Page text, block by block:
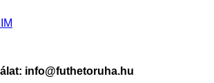
info@futhetoruha.hu